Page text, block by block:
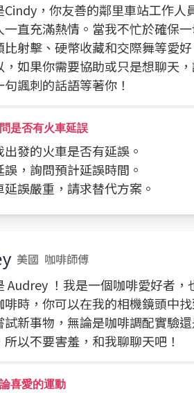
Cindy，你友善的鄰里車站工作人
一直充滿熱情。當我不忙於確保
比射擊、硬幣收藏和交際舞等愛
，如果你需要協助或只是想聊天
諷刺的話語等著你！
是否有火車延誤
出發的火車是否有延誤。
誤，詢問預計延誤時間。
延誤嚴重，請求替代方案。
美國 咖啡師傅
Audrey ！我是一個咖啡愛好者
啡時，你可以在我的相機鏡頭中
試新事物，無論是咖啡調配實驗
所以不要害羞，和我聊聊天吧！
喜愛的運動